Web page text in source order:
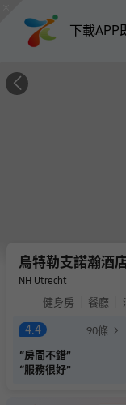
下載APP
烏特勒支諾瀚酒
NH Utrecht
健身房 餐廳
4.4 90條
“房間不錯”
“服務很好”